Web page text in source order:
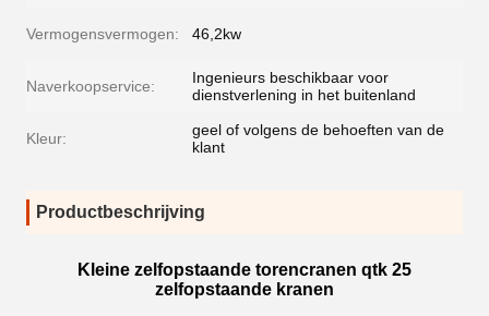
Vermogensvermogen: 46,2kw
Naverkoopservice:
Ingenieurs beschikbaar voor
dienstverlening in het buitenland
Kleur:
geel of volgens de behoeften van de
klant
Productbeschrijving
Kleine zelfopstaande torencranen qtk 25
zelfopstaande kranen